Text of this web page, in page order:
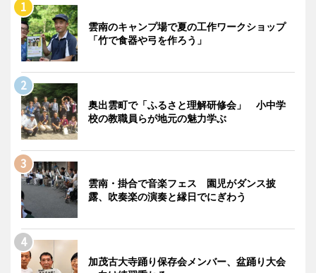
雲南のキャンプ場で夏の工作ワークショップ
「竹で食器や弓を作ろう」
奥出雲町で「ふるさと理解研修会」 小中学
校の教職員らが地元の魅力学ぶ
雲南・掛合で音楽フェス 園児がダンス披
露、吹奏楽の演奏と縁日でにぎわう
加茂古大寺踊り保存会メンバー、盆踊り大会